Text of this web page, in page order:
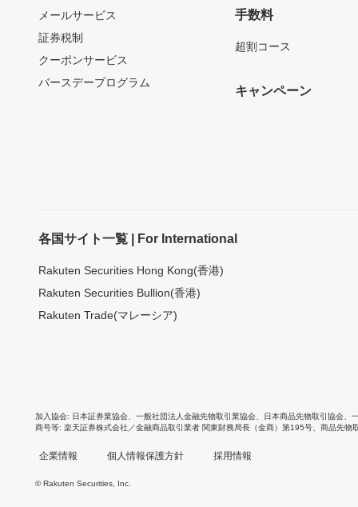
メールサービス
証券税制
クーポンサービス
バースデープログラム
手数料
超割コース
キャンペーン
各国サイト一覧 | For International
Rakuten Securities Hong Kong(香港)
Rakuten Securities Bullion(香港)
Rakuten Trade(マレーシア)
加入協会 日本証券業協会 一般社団法人金融先物取引業協会 日本商品先物取引協会
商号等 楽天証券株式会社／金融商品取引業者 関東財務局長（金商）第195号、商品先物
企業情報 個人情報保護方針 採用情報
© Rakuten Securities, Inc.